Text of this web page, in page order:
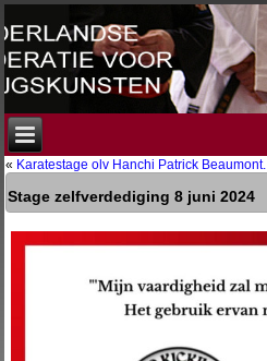
« Karatestage olv Hanchi Patrick Beaumont.
Stage zelfverdediging 8 juni 2024